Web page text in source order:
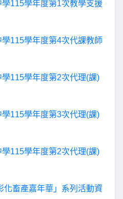
115學年度第1次教學支援
115學年度第4次代課教師
115學年度第2次代理(課)
115學年度第3次代理(課)
115學年度第2次代理(課)
化畜產嘉年華」系列活動資